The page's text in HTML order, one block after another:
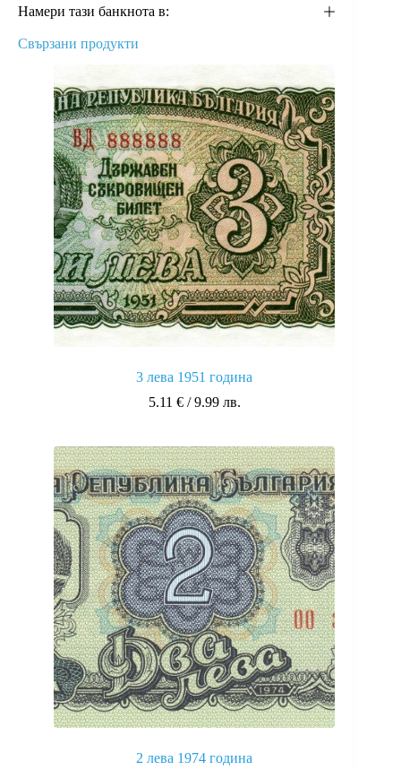
Намери тази банкнота в:
Свързани продукти
3 лева 1951 година
5.11 €/ 9.99 лв.
2 лева 1974 година